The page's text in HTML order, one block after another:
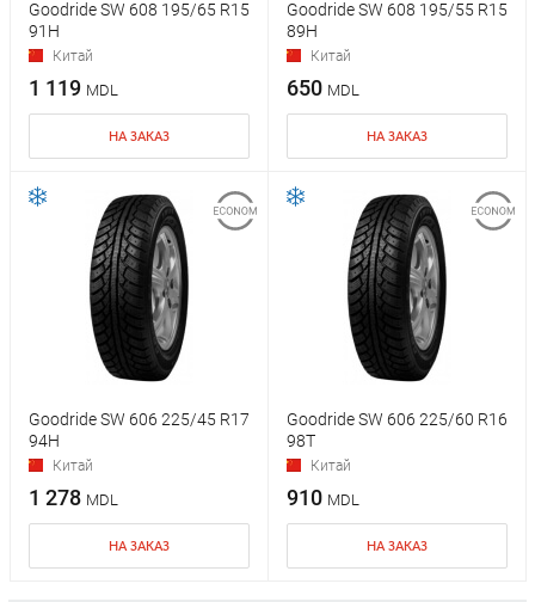
Goodride SW 608 195/65 R15
91H
Китай
1 119 MDL
НА ЗАКАЗ
Goodride SW 608 195/55 R15
89H
Китай
650 MDL
НА ЗАКАЗ
Goodride SW 606 225/45 R17
94H
Китай
1 278 MDL
НА ЗАКАЗ
Goodride SW 606 225/60 R16
98T
Китай
910 MDL
НА ЗАКАЗ